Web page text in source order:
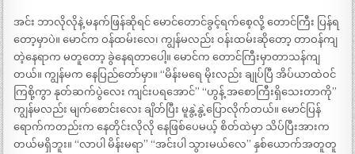
အင်း ဘာလိုလိုနဲ့ မနက်ဖြန်ဆိုရင် မောင်တောင်ခွင့်ရက်စေ့လို့ တောင်ကြီး ပြန်ရ
တော့မှာပဲ။ မောင်က ဝန်ထမ်းလေ၊ ကျွန်မလည်း ဝန်းထမ်းဆိုတော့ တာဝန်ကျ
တဲ့နေရာက မတူတော့ ခွဲနေရတာပေါ့။ မောင်က တောင်ကြီးမှာတာသန်ကျ
တယ်။ ကျွန်မက နေပြည်တော်မှာ။ “မိန်းမရေ မိုးလည်း ချုပ်ပြီ အိပ်ယာထဲဝင်
ကြစို့ကွာ နုတ်ဆက်ပွဲလေး ကျင်းပရအောင်” “ဟွန့် အစောကြီးရှိသေးတာကို”
ကျွန်မလည်း မျက်စောင်းလေး ချိတ်ပြီး မူနွဲ့နွဲ့ပြောလိုက်တယ်။ မောင်ပြန်
ရောက်ကတည်းက နေတိုင်းလိုလို နေဖြစ်ပေမယ့် စိတ်ထဲမှာ သိပ်ပြီးအားက
တယ်မရှိဘူး။ “လာပါ မိန်းမရာ” “အင်းပါ သွားမယ်လေ” နှစ်ယောက်အတူတူ